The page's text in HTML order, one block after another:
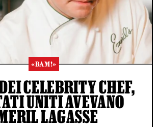
«BAM!»
CELEBRITY CHEF,
UNITI AVEVANO
LAGASSE